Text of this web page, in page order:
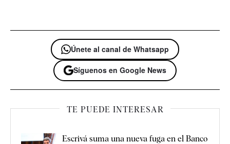
Únete al canal de Whatsapp
Síguenos en Google News
TE PUEDE INTERESAR
Escrivá suma una nueva fuga en el Banco